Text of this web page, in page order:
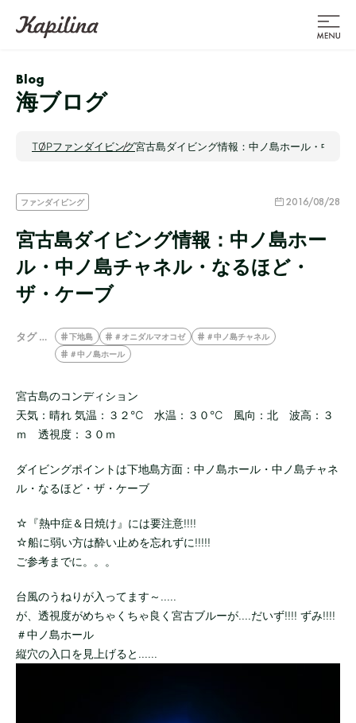
Blog
海ブログ
TOPファンダイビング宮古島ダイビング情報：中ノ島ホール・中ノ
ファンダイビング 2016/08/28
宮古島ダイビング情報：中ノ島ホー
ル・中ノ島チャネル・なるほど・
ザ・ケーブ
タグ … 下地島 ＃オニダルマオコゼ
＃中ノ島チャネル
＃中ノ島ホール
宮古島のコンディション
天気：晴れ 気温：３２℃ 水温：３０℃ 風向：北 波高：３
ｍ 透視度：３０ｍ
ダイビングポイントは下地島方面：中ノ島ホール・中ノ島チャネ
ル・なるほど・ザ・ケーブ
☆『熱中症＆日焼け』には要注意!!!!
☆船に弱い方は酔い止めを忘れずに!!!!!
ご参考までに。。。
台風のうねりが入ってます～.....
が、透視度がめちゃくちゃ良く宮古ブルーが....だいず!!!! ずみ!!!!
＃中ノ島ホール
縦穴の入口を見上げると......